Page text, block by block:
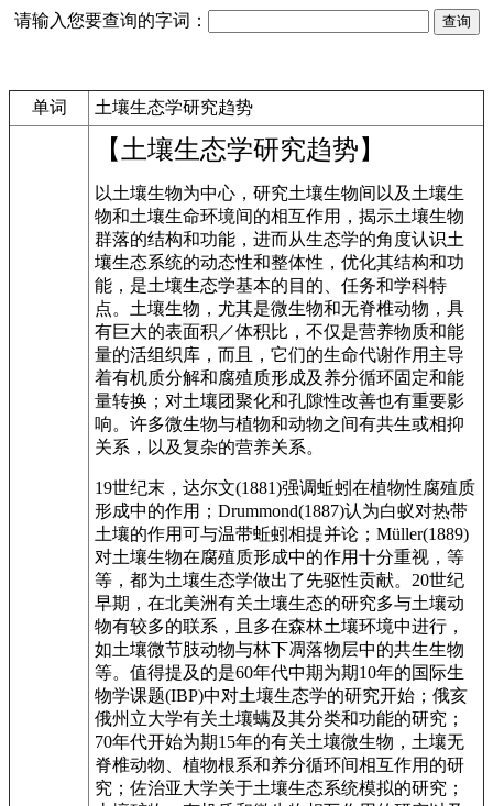
请输入您要查询的字词：
单词 土壤生态学研究趋势
【土壤生态学研究趋势】
以土壤生物为中心，研究土壤生物间以及土壤生
物和土壤生命环境间的相互作用，揭示土壤生物
群落的结构和功能，进而从生态学的角度认识土
壤生态系统的动态性和整体性，优化其结构和功
能，是土壤生态学基本的目的、任务和学科特
点。土壤生物，尤其是微生物和无脊椎动物，具
有巨大的表面积／体积比，不仅是营养物质和能
量的活组织库，而且，它们的生命代谢作用主导
着有机质分解和腐殖质形成及养分循环固定和能
量转换；对土壤团聚化和孔隙性改善也有重要影
响。许多微生物与植物和动物之间有共生或相抑
关系，以及复杂的营养关系。
19世纪末，达尔文(1881)强调蚯蚓在植物性腐殖质
形成中的作用；Drummond(1887)认为白蚁对热带
土壤的作用可与温带蚯蚓相提并论；Müller(1889)
对土壤生物在腐殖质形成中的作用十分重视，等
等，都为土壤生态学做出了先驱性贡献。20世纪
早期，在北美洲有关土壤生态的研究多与土壤动
物有较多的联系，且多在森林土壤环境中进行，
如土壤微节肢动物与林下凋落物层中的共生生物
等。值得提及的是60年代中期为期10年的国际生
物学课题(IBP)中对土壤生态学的研究开始；俄亥
俄州立大学有关土壤螨及其分类和功能的研究；
70年代开始为期15年的有关土壤微生物，土壤无
脊椎动物、植物根系和养分循环间相互作用的研
究；佐治亚大学关于土壤生态系统模拟的研究；